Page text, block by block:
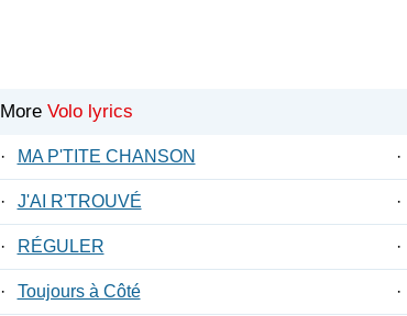
More Volo lyrics
· MA P'TITE CHANSON ·
· J'AI R'TROUVÉ ·
· RÉGULER ·
· Toujours à Côté ·